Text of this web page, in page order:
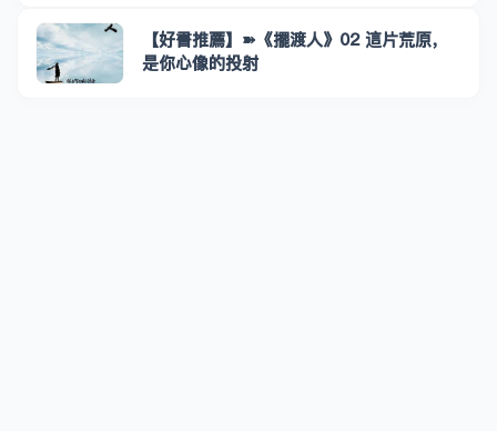
【好書推薦】➽《擺渡人》02 這片荒原，
是你心像的投射